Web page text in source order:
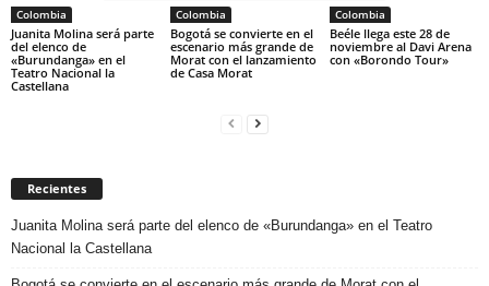
Colombia
Juanita Molina será parte
del elenco de
«Burundanga» en el
Teatro Nacional la
Castellana
Colombia
Bogotá se convierte en el
escenario más grande de
Morat con el lanzamiento
de Casa Morat
Colombia
Beéle llega este 28 de
noviembre al Davi Arena
con «Borondo Tour»
Recientes
Juanita Molina será parte del elenco de «Burundanga» en el Teatro
Nacional la Castellana